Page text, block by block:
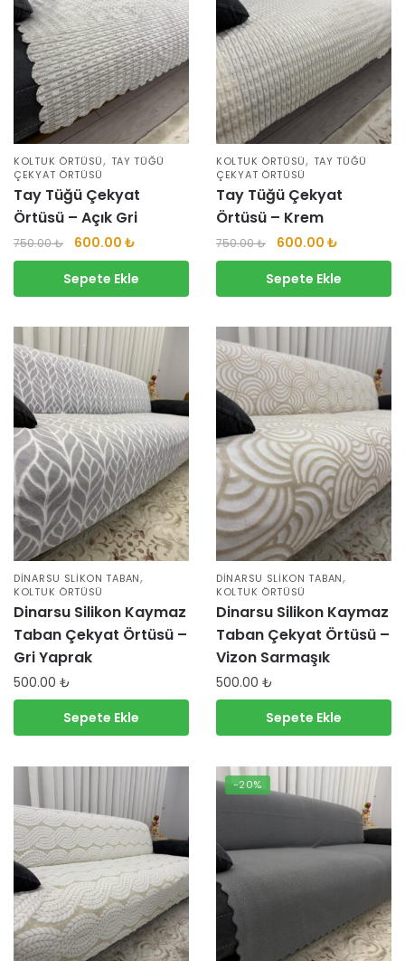
KOLTUK ÖRTÜSÜ, TAY TÜĞÜ
ÇEKYAT ÖRTÜSÜ
Tay Tüğü Çekyat
Örtüsü – Açık Gri
750.00₺ 600.00 ₺
Sepete Ekle
KOLTUK ÖRTÜSÜ, TAY TÜĞÜ
ÇEKYAT ÖRTÜSÜ
Tay Tüğü Çekyat
Örtüsü – Krem
750.00₺ 600.00 ₺
Sepete Ekle
DINARSU SLIKON TABAN,
KOLTUK ÖRTÜSÜ
Dinarsu Silikon Kaymaz
Taban Çekyat Örtüsü –
Gri Yaprak
500.00 ₺
Sepete Ekle
DINARSU SLIKON TABAN,
KOLTUK ÖRTÜSÜ
Dinarsu Silikon Kaymaz
Taban Çekyat Örtüsü –
Vizon Sarmaşık
500.00 ₺
Sepete Ekle
-20%